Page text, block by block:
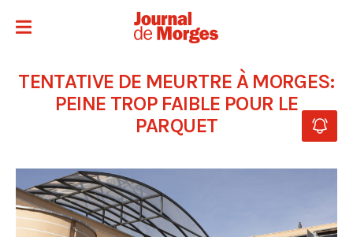
TENTATIVE DE MEURTRE À MORGES:
PEINE TROP FAIBLE POUR LE
PARQUET